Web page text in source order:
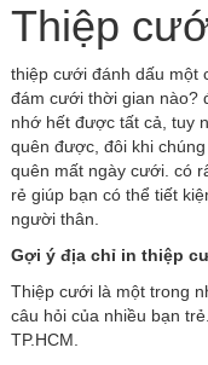
Thiệp
thiệp cưới đánh dấu một
đám cưới thời gian nào?
nhớ hết được tất cả, tuy
quên được, đôi khi
quên mất ngày cưới. có
rẻ giúp bạn có thể tiết
người thân.
Gợi ý địa chỉ in thiệp
Thiệp cưới là một trong
câu hỏi của nhiều bạn
TP.HCM.